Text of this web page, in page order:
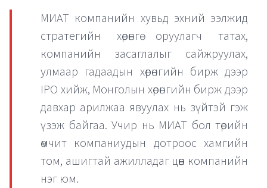
МИАТ компанийн хувьд эхний ээлжид
стратегийн хөрөнгө оруулагч татах,
компанийн засаглалыг сайжруулах,
улмаар гадаадын хөрөнгийн бирж дээр
IPO хийж, Монголын хөрөнгийн бирж дээр
давхар арилжаа явуулах нь зүйтэй гэж
үзэж байгаа. Учир нь МИАТ бол төрийн
өмчит компаниудын дотроос хамгийн
том, ашигтай ажилладаг цөөн компанийн
нэг юм.